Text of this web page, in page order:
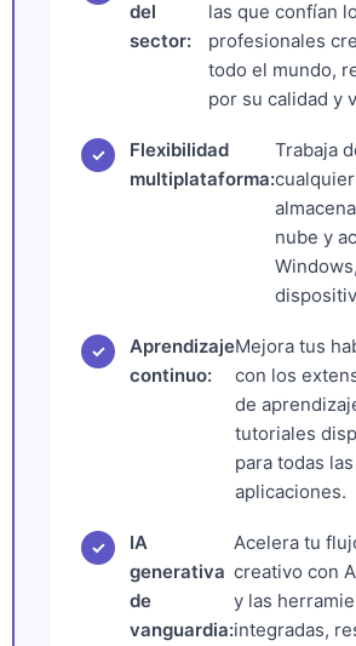
del
sector:
las que confían
profesionales
todo el mundo,
por su calidad y
✓
Flexibilidad
multiplataforma:
Trabaja
nube y
✓
Aprendizaje
continuo:
Mejora tus
con los
de
tutoriales
para todas las
aplicaciones.
✓
IA
generativa
de
vanguardia:
Acelera tu
creativo con
y las
integradas,